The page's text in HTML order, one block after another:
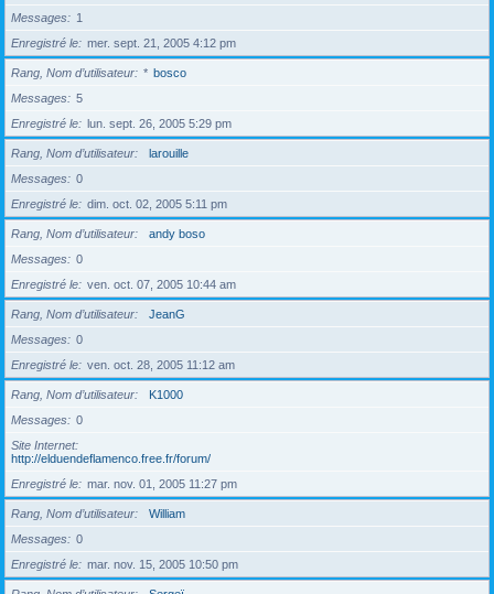
Messages
1
Enregistré le
mer. sept. 21, 2005 4:12 pm
Rang, Nom d’utilisateur * bosco
Messages
5
Enregistré le
lun. sept. 26, 2005 5:29 pm
Rang, Nom d’utilisateur
larouille
Messages
0
Enregistré le
dim. oct. 02, 2005 5:11 pm
Rang, Nom d’utilisateur
andy boso
Messages
0
Enregistré le
ven. oct. 07, 2005 10:44 am
Rang, Nom d’utilisateur
JeanG
Messages
0
Enregistré le
ven. oct. 28, 2005 11:12 am
Rang, Nom d’utilisateur
K1000
Messages
0
Site Internet
http://elduendeflamenco.free.fr/forum/
Enregistré le
mar. nov. 01, 2005 11:27 pm
Rang, Nom d’utilisateur
William
Messages
0
Enregistré le
mar. nov. 15, 2005 10:50 pm